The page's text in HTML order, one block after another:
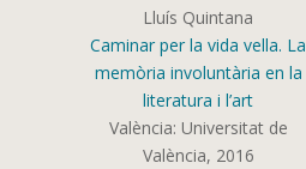
Lluís Quintana
Caminar per la vida vella. La
memòria involuntària en la
literatura i l’art
València: Universitat de
València, 2016